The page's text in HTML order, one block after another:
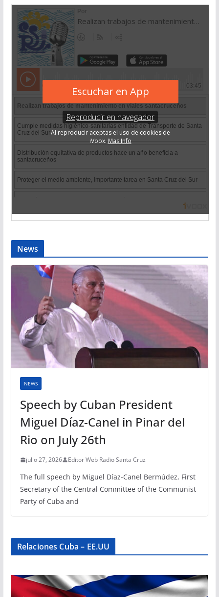
News
NEWS
Speech by Cuban President
Miguel Díaz-Canel in Pinar del
Rio on July 26th
julio 27, 2026 Editor Web Radio Santa Cruz
The full speech by Miguel Díaz-Canel Bermúdez, First
Secretary of the Central Committee of the Communist
Party of Cuba and
Relaciones Cuba – EE.UU